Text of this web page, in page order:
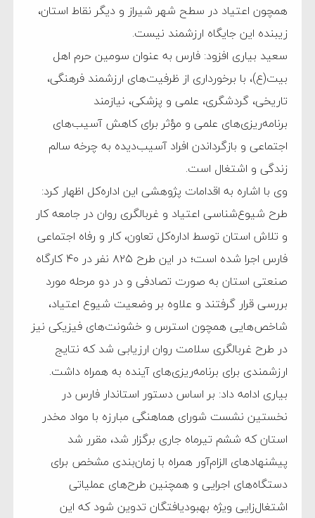
همچون اعتیاد در سطح شهر شیراز و دیگر نقاط استان،
زیبنده این جایگاه ارزشمند نیست.
سعید بیاری افزود: فارس به عنوان سومین حرم اهل
بیت(ع)، با برخورداری از ظرفیت‌های ارزشمند فرهنگی،
تاریخی، گردشگری، علمی و پزشکی، نیازمند
برنامه‌ریزی‌های علمی و مؤثر برای کاهش آسیب‌های
اجتماعی و بازگرداندن افراد آسیب‌دیده به چرخه سالم
زندگی و اشتغال است.
وی با اشاره به اقدامات پژوهشی این اداره‌کل اظهار کرد:
طرح شیوع‌شناسی اعتیاد و غربالگری روان در جامعه کار
و تلاش استان توسط اداره‌کل تعاون، کار و رفاه اجتماعی
فارس اجرا شده است؛ در این طرح ۸۲۵ نفر در ۴۰ کارگاه
صنعتی استان به صورت تصادفی و در دو مرحله مورد
بررسی قرار گرفتند و علاوه بر وضعیت شیوع اعتیاد،
شاخص‌هایی همچون استرس و خشونت‌های فیزیکی نیز
در طرح غربالگری سلامت روان ارزیابی شد که نتایج
ارزشمندی برای برنامه‌ریزی‌های آینده به همراه داشت.
بیاری ادامه داد: بر اساس دستور استاندار فارس در
نخستین نشست شورای هماهنگی مبارزه با مواد مخدر
استان که ششم تیرماه جاری برگزار شد، مقرر شد
پیشنهادهای الزام‌آور همراه با زمان‌بندی مشخص برای
دستگاه‌های اجرایی و همچنین طرح‌های عملیاتی
اشتغال‌زایی ویژه بهبودیافتگان تدوین شود که این